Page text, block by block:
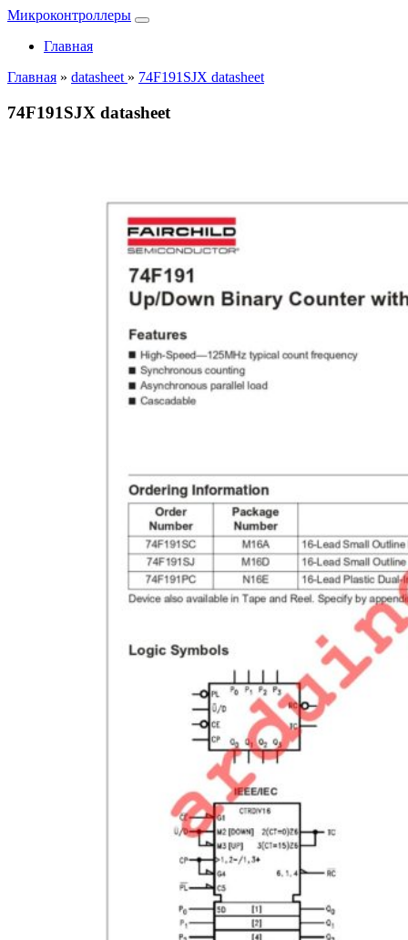
Микроконтроллеры
Главная
Главная » datasheet » 74F191SJX datasheet
74F191SJX datasheet